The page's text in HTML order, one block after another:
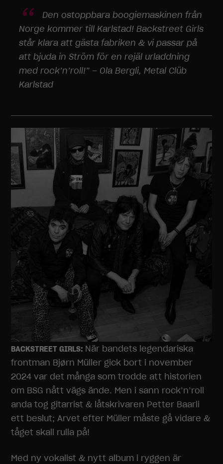
Den ostoppbara boogiemaskinen från
Norge kommer till Karlstad! Backstreet Girls
står klara att gästa fabriken & vi passar på
att bjuda in Ström för en rejäl urladdning
med rock’n’roll!” – Ola Bergli, Metal Clüb
Karlstad
BACKSTREET GIRLS: När bandets legendariska
frontman Bjørn Müller gick bort i november
2024 var det många som trodde att historien
om BSG nått vägs ände. Men i sann rock’n’roll
anda tog gitarrist & låtskrivaren Petter Baarli
ett beslut; Arvet efter Müller måste gå vidare &
tåget skall rulla på!
Med ny vokalist & nytt album i ryggen är